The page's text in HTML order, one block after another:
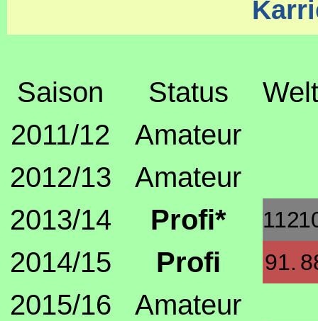
Saison Status
2011/12
Amateur
2012/13
Amateur
2013/14
Profi* 112.
2014/15 Profi 91.
2015/16
Amateur